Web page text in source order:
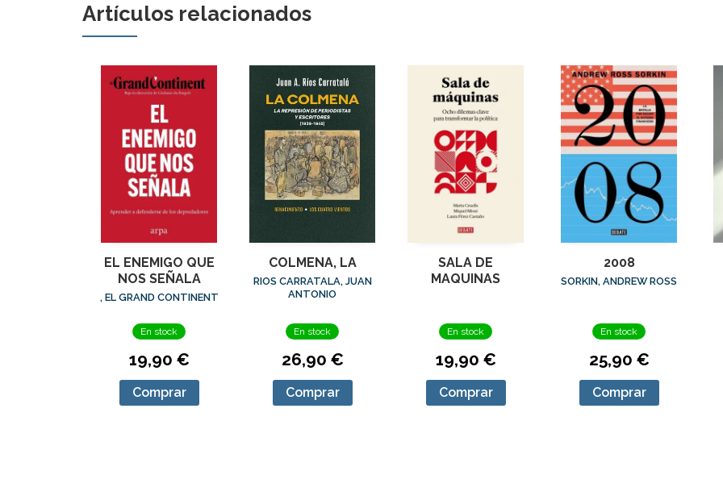
Artículos relacionados
EL ENEMIGO QUE
NOS SEÑALA
, EL GRAND CONTINENT
En stock
19,90 €
Comprar
COLMENA, LA
RIOS CARRATALA, JUAN
ANTONIO
En stock
26,90 €
Comprar
SALA DE
MAQUINAS
En stock
19,90 €
Comprar
2008
SORKIN, ANDREW ROSS
En stock
25,90 €
Comprar